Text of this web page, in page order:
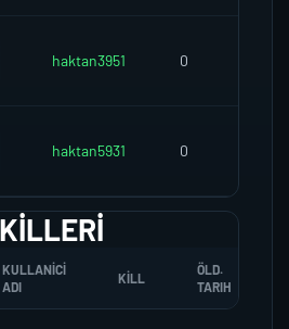
haktan3951 0
haktan5931 0
KULLANICI
ADI
KILL
ÖLD.
TARIH